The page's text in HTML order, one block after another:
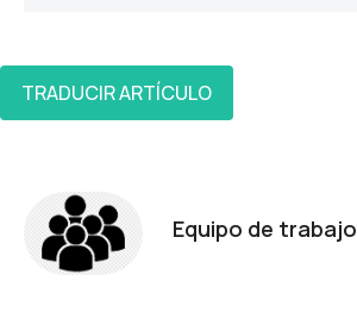
TRADUCIR ARTÍCULO
Equipo de trabajo